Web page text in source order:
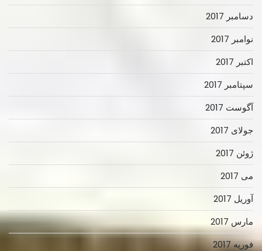
دسامبر 2017
نوامبر 2017
اکتبر 2017
سپتامبر 2017
آگوست 2017
جولای 2017
ژوئن 2017
می 2017
آوریل 2017
مارس 2017
فوریه 2017